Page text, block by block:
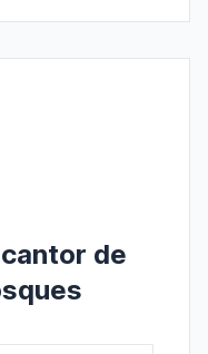
de